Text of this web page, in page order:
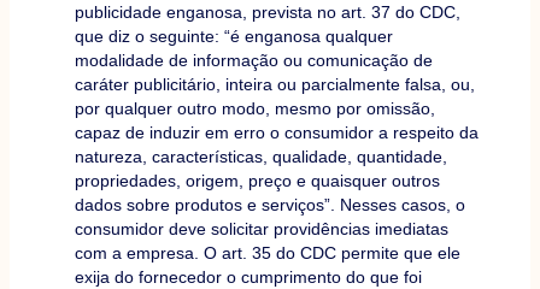
publicidade enganosa, prevista no art. 37 do CDC,
que diz o seguinte: “é enganosa qualquer
modalidade de informação ou comunicação de
caráter publicitário, inteira ou parcialmente falsa, ou,
por qualquer outro modo, mesmo por omissão,
capaz de induzir em erro o consumidor a respeito da
natureza, características, qualidade, quantidade,
propriedades, origem, preço e quaisquer outros
dados sobre produtos e serviços”. Nesses casos, o
consumidor deve solicitar providências imediatas
com a empresa. O art. 35 do CDC permite que ele
exija do fornecedor o cumprimento do que foi